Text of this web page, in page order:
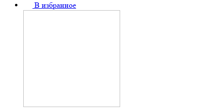
В избранное